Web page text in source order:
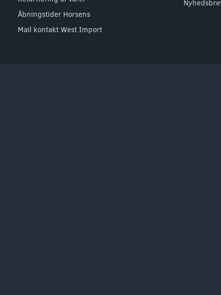
Åbningstider Horsens
Mail kontakt West Import